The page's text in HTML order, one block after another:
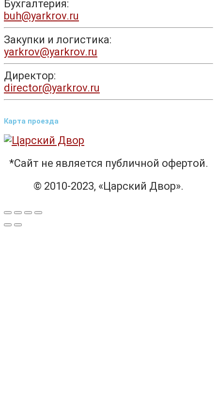
Бухгалтерия:
buh@yarkrov.ru
Закупки и логистика:
yarkrov@yarkrov.ru
Директор:
director@yarkrov.ru
Карта проезда
*Сайт не является публичной офертой.
© 2010-2023, «Царский Двор».